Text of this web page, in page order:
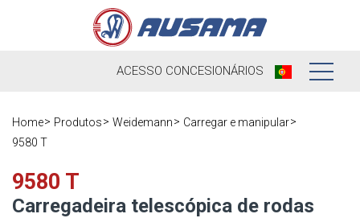
ACESSO CONCESIONÁRIOS
Nós
Home Produtos Weidemann
Carregar e manipular
9580 T
9580 T
Carregadeira telescópica de rodas